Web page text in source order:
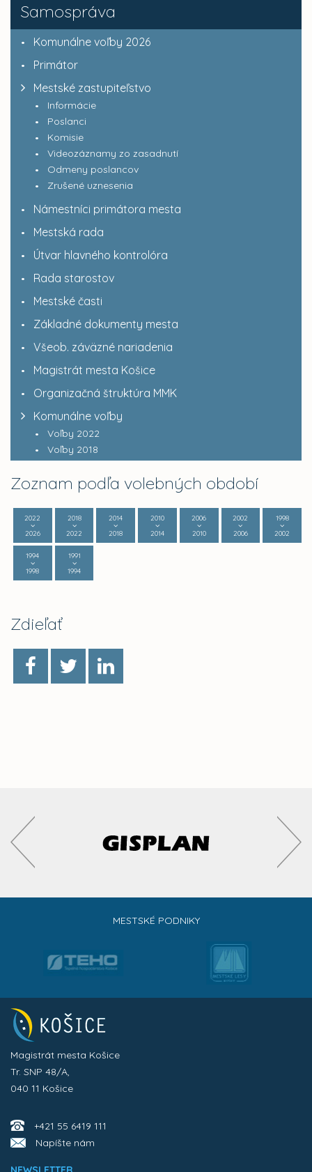
Samospráva
Komunálne voľby 2026
Primátor
Mestské zastupiteľstvo
Informácie
Poslanci
Komisie
Videozáznamy zo zasadnutí
Odmeny poslancov
Zrušené uznesenia
Námestníci primátora mesta
Mestská rada
Útvar hlavného kontrolóra
Rada starostov
Mestské časti
Základné dokumenty mesta
Všeob. záväzné nariadenia
Magistrát mesta Košice
Organizačná štruktúra MMK
Komunálne voľby
Voľby 2022
Voľby 2018
Zoznam podľa volebných období
2022
2026
2018
2022
2014
2018
2010
2014
2006
2010
2002
2006
1998
2002
1994
1998
1991
1994
Zdieľať
MESTSKÉ PODNIKY
Magistrát mesta Košice
Tr. SNP 48/A,
040 11 Košice
+421 55 6419 111
Napíšte nám